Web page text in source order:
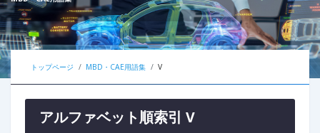
トップページ MBD・CAE用語集 V
アルファベット順索引 V